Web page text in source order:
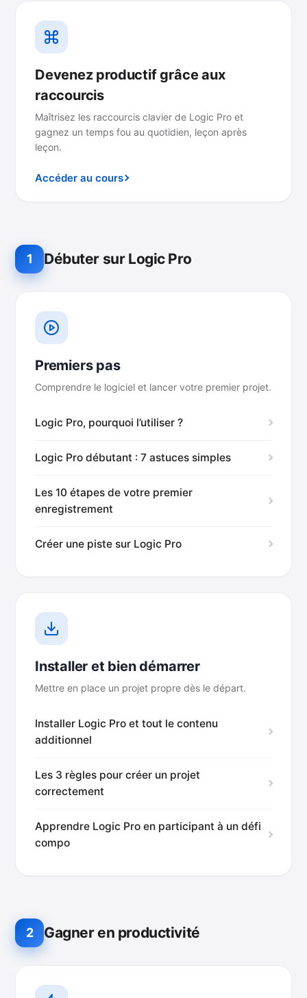
Devenez productif grâce aux
raccourcis
Maîtrisez les raccourcis clavier de Logic Pro et
gagnez un temps fou au quotidien, leçon après
leçon.
Accéder au cours
1 Débuter sur Logic Pro
Premiers pas
Comprendre le logiciel et lancer votre premier projet.
Logic Pro, pourquoi l’utiliser ?
Logic Pro débutant : 7 astuces simples
Les 10 étapes de votre premier
enregistrement
Créer une piste sur Logic Pro
Installer et bien démarrer
Mettre en place un projet propre dès le départ.
Installer Logic Pro et tout le contenu
additionnel
Les 3 règles pour créer un projet
correctement
Apprendre Logic Pro en participant à un défi
compo
2 Gagner en productivité